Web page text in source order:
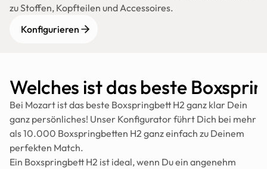
zu Stoffen, Kopfteilen und Accessoires.
Konfigurieren
Welches ist das beste
Bei Mozart ist das beste Boxspringbett H2 ganz klar Dein
ganz persönliches! Unser Konfigurator führt Dich bei mehr
als 10.000 Boxspringbetten H2 ganz einfach zu Deinem
perfekten Match.
Ein Boxspringbett H2 ist ideal, wenn Du ein angenehm